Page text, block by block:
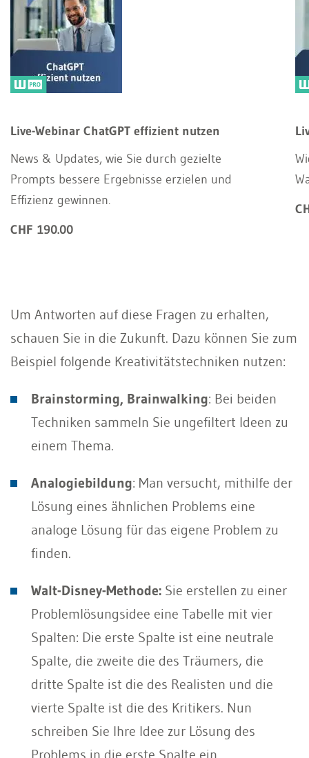
Live-Webinar ChatGPT effizient nutzen
News & Updates, wie Sie durch gezielte
Prompts bessere Ergebnisse erzielen und
Effizienz gewinnen.
CHF 190.00
Um Antworten auf diese Fragen zu erhalten,
schauen Sie in die Zukunft. Dazu können Sie zum
Beispiel folgende Kreativitätstechniken nutzen:
Brainstorming, Brainwalking: Bei beiden
Techniken sammeln Sie ungefiltert Ideen zu
einem Thema.
Analogiebildung: Man versucht, mithilfe der
Lösung eines ähnlichen Problems eine
analoge Lösung für das eigene Problem zu
finden.
Walt-Disney-Methode: Sie erstellen zu einer
Problemlösungsidee eine Tabelle mit vier
Spalten: Die erste Spalte ist eine neutrale
Spalte, die zweite die des Träumers, die
dritte Spalte ist die des Realisten und die
vierte Spalte ist die des Kritikers. Nun
schreiben Sie Ihre Idee zur Lösung des
Problems in die erste Spalte ein.